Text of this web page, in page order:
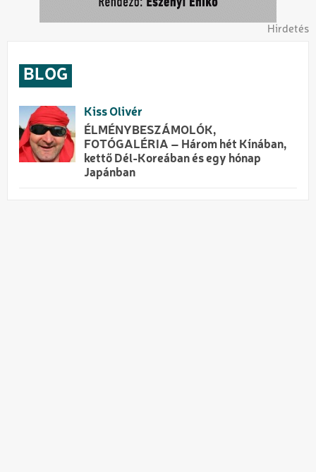
Hirdetés
BLOG
Kiss Olivér
ÉLMÉNYBESZÁMOLÓK,
FOTÓGALÉRIA – Három hét Kínában,
kettő Dél-Koreában és egy hónap
Japánban